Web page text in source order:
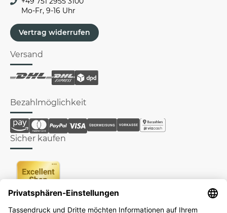
Mo-Fr, 9-16 Uhr
Vertrag widerrufen
Versand
Bezahlmöglichkeit
Sicher kaufen